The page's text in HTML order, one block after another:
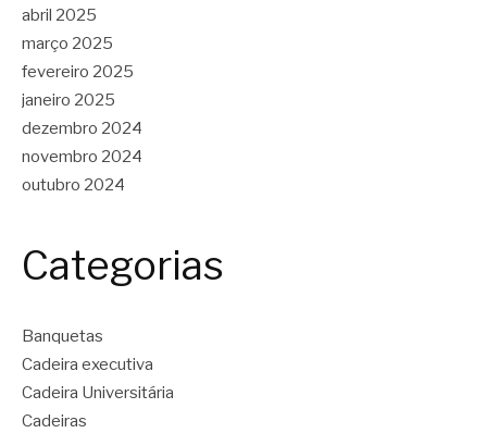
abril 2025
março 2025
fevereiro 2025
janeiro 2025
dezembro 2024
novembro 2024
outubro 2024
Categorias
Banquetas
Cadeira executiva
Cadeira Universitária
Cadeiras